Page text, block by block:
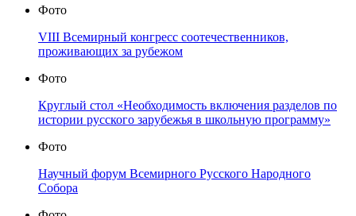
Фото
VIII Всемирный конгресс соотечественников,
проживающих за рубежом
Фото
Круглый стол «Необходимость включения разделов по
истории русского зарубежья в школьную программу»
Фото
Научный форум Всемирного Русского Народного
Собора